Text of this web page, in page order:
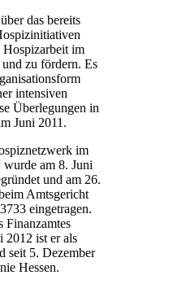
das bereits
Hospizarbeit im
zu fördern. Es
intensiven
Überlegungen in
Juni 2011.
im
am 8. Juni
und am 26.
Amtsgericht
eingetragen.
Finanzamtes
2012 ist er als
seit 5. Dezember
Hessen.